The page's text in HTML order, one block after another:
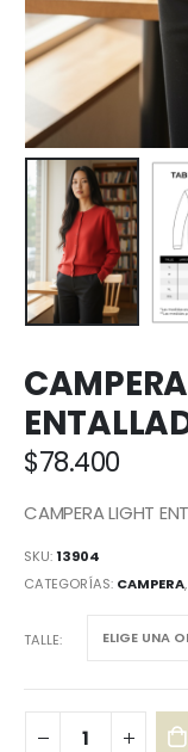
$78.400
CAMPERA LIGHT
SKU:13904
CATEGORÍAS: CAMPERA,
TALLE